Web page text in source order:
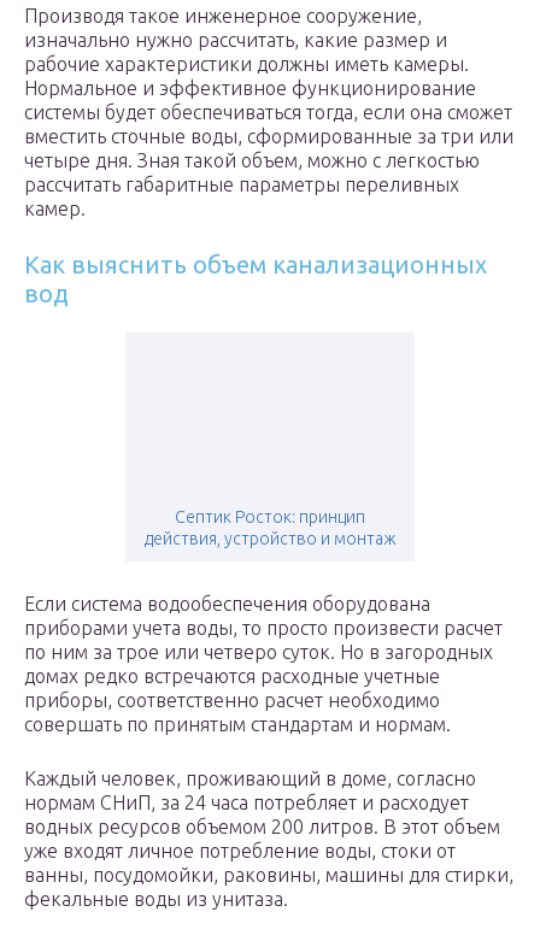
Производя такое инженерное сооружение,
изначально нужно рассчитать, какие размер и
рабочие характеристики должны иметь камеры.
Нормальное и эффективное функционирование
системы будет обеспечиваться тогда, если она сможет
вместить сточные воды, сформированные за три или
четыре дня. Зная такой объем, можно с легкостью
рассчитать габаритные параметры переливных
камер.
Как выяснить объем канализационных
вод
Септик Росток: принцип
действия, устройство и монтаж
Если система водообеспечения оборудована
приборами учета воды, то просто произвести расчет
по ним за трое или четверо суток. Но в загородных
домах редко встречаются расходные учетные
приборы, соответственно расчет необходимо
совершать по принятым стандартам и нормам.
Каждый человек, проживающий в доме, согласно
нормам СНиП, за 24 часа потребляет и расходует
водных ресурсов объемом 200 литров. В этот объем
уже входят личное потребление воды, стоки от
ванны, посудомойки, раковины, машины для стирки,
фекальные воды из унитаза.